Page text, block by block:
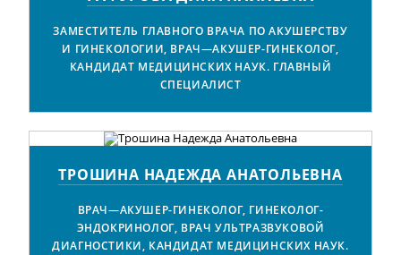
ЗАМЕСТИТЕЛЬ ГЛАВНОГО ВРАЧА ПО АКУШЕРСТВУ
И ГИНЕКОЛОГИИ, ВРАЧ—АКУШЕР-ГИНЕКОЛОГ,
КАНДИДАТ МЕДИЦИНСКИХ НАУК. ГЛАВНЫЙ
СПЕЦИАЛИСТ
ТРОШИНА НАДЕЖДА АНАТОЛЬЕВНА
ВРАЧ—АКУШЕР-ГИНЕКОЛОГ, ГИНЕКОЛОГ-
ЭНДОКРИНОЛОГ, ВРАЧ УЛЬТРАЗВУКОВОЙ
ДИАГНОСТИКИ, КАНДИДАТ МЕДИЦИНСКИХ НАУК.